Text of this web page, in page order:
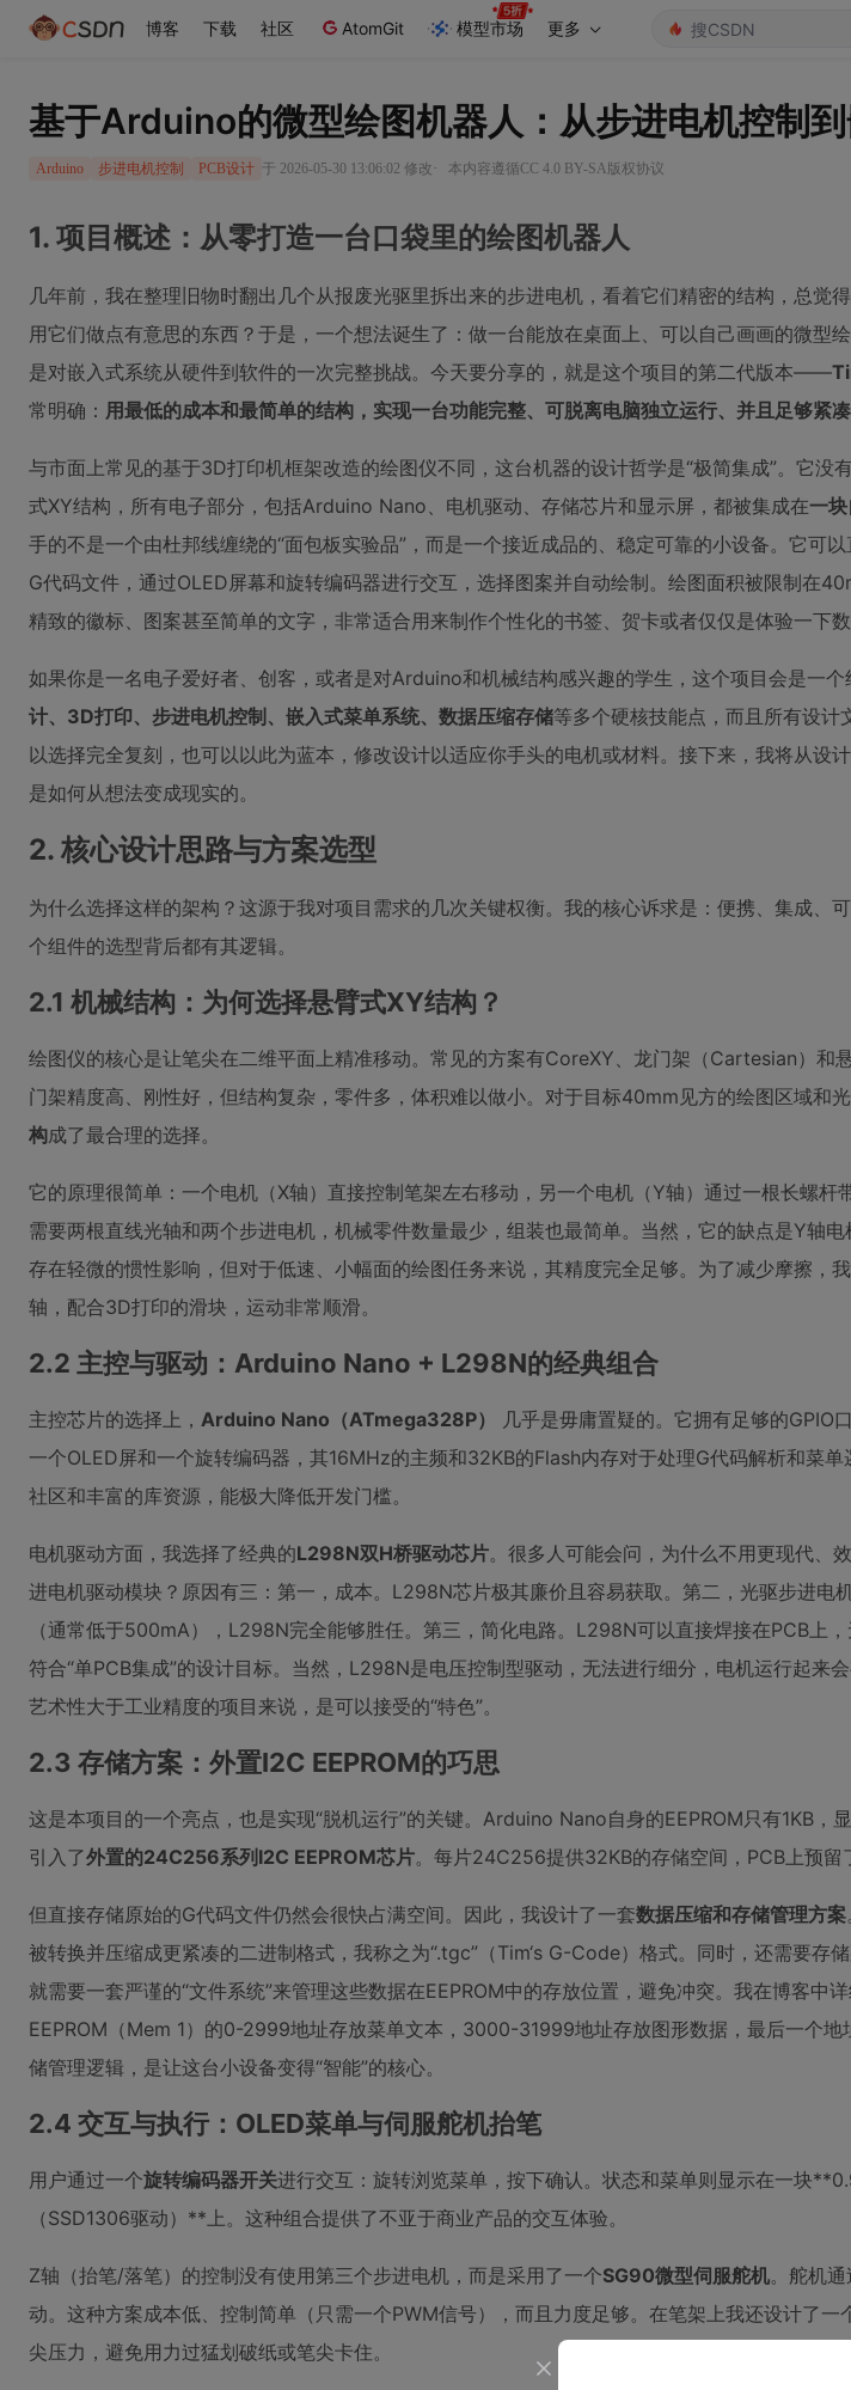
博客 下载 社区 AtomGit 模型市场 更多
基于Arduino的微型绘图机器人：从步进电机控制
Arduino 步进电机控制 PCB设计 于 2026-05-30 13:06:02 修改 · 本内容遵循CC 4.0 BY-SA版权协议
1. 项目概述：从零打造一台口袋里的绘图机器人
几年前，我在整理旧物时翻出几个从报废光驱里拆出来的步进电机，看着它们精密的结构，总觉
用它们做点有意思的东西？于是，一个想法诞生了：做一台能放在桌面上、可以自己画画的微型
是对嵌入式系统从硬件到软件的一次完整挑战。今天要分享的，就是这个项目的第二代版本——
常明确： 用最低的成本和最简单的结构，实现一台功能完整、可脱离电脑独立运行、并且足够紧凑
与市面上常见的基于3D打印机框架改造的绘图仪不同，这台机器的设计哲学是“极简集成”。它没
式XY结构，所有电子部分，包括Arduino Nano、电机驱动、存储芯片和显示屏，都被集成在一
手的不是一个由杜邦线缠绕的“面包板实验品”，而是一个接近成品的、稳定可靠的小设备。它可
G代码文件，通过OLED屏幕和旋转编码器进行交互，选择图案并自动绘制。绘图面积被限制在
精致的徽标、图案甚至简单的文字，非常适合用来制作个性化的书签、贺卡或者仅仅是体验一下数
如果你是一名电子爱好者、创客，或者是对Arduino和机械结构感兴趣的学生，这个项目会是一
计、3D打印、步进电机控制、嵌入式菜单系统、数据压缩存储等多个硬核技能点，而且所有设
以选择完全复刻，也可以以此为蓝本，修改设计以适应你手头的电机或材料。接下来，我将从设
是如何从想法变成现实的。
2. 核心设计思路与方案选型
为什么选择这样的架构？这源于我对项目需求的几次关键权衡。我的核心诉求是：便携、集成、
个组件的选型背后都有其逻辑。
2.1 机械结构：为何选择悬臂式XY结构？
绘图仪的核心是让笔尖在二维平面上精准移动。常见的方案有CoreXY、龙门架（Cartesian）和
门架精度高、刚性好，但结构复杂，零件多，体积难以做小。对于目标40mm见方的绘图区域和
构成了最合理的选择。
它的原理很简单：一个电机（X轴）直接控制笔架左右移动，另一个电机（Y轴）通过一根长螺杆
需要两根直线光轴和两个步进电机，机械零件数量最少，组装也最简单。当然，它的缺点是Y轴
存在轻微的惯性影响，但对于低速、小幅面的绘图任务来说，其精度完全足够。为了减少摩擦，
轴，配合3D打印的滑块，运动非常顺滑。
2.2 主控与驱动：Arduino Nano + L298N的经典组合
主控芯片的选择上， Arduino Nano（ATmega328P）
几乎是毋庸置疑的。它拥有足够的GPIO
一个OLED屏和一个旋转编码器，其16MHz的主频和32KB的Flash内存对于处理G代码解析和菜
社区和丰富的库资源，能极大降低开发门槛。
电机驱动方面，我选择了经典的L298N双H桥驱动芯片。很多人可能会问，为什么不用更现代
进电机驱动模块？原因有三：第一，成本。L298N芯片极其廉价且容易获取。第二，光驱步进电
（通常低于500mA），L298N完全能够胜任。第三，简化电路。L298N可以直接焊接在PCB上
符合“单PCB集成”的设计目标。当然，L298N是电压控制型驱动，无法进行细分，电机运行起来
艺术性大于工业精度的项目来说，是可以接受的“特色”。
2.3 存储方案：外置I2C EEPROM的巧思
这是本项目的一个亮点，也是实现“脱机运行”的关键。Arduino Nano自身的EEPROM只有1KB，
引入了外置的24C256系列I2C EEPROM芯片。每片24C256提供32KB的存储空间，PCB上预留
但直接存储原始的G代码文件仍然会很快占满空间。因此，我设计了一套数据压缩和存储管理方案
被转换并压缩成更紧凑的二进制格式，我称之为“.tgc”（Tim‘s G-Code）格式。同时，还需要存
就需要一套严谨的“文件系统”来管理这些数据在EEPROM中的存放位置，避免冲突。我在博客中
EEPROM（Mem 1）的0-2999地址存放菜单文本，3000-31999地址存放图形数据，最后一个地
储管理逻辑，是让这台小设备变得“智能”的核心。
2.4 交互与执行：OLED菜单与伺服舵机抬笔
用户通过一个旋转编码器开关进行交互：旋转浏览菜单，按下确认。状态和菜单则显示在一块
（SSD1306驱动）**上。这种组合提供了不亚于商业产品的交互体验。
Z轴（抬笔/落笔）的控制没有使用第三个步进电机，而是采用了一个SG90微型伺服舵机。舵机
动。这种方案成本低、控制简单（只需一个PWM信号），而且力度足够。在笔架上我还设计了
尖压力，避免用力过猛划破纸或笔尖卡住。